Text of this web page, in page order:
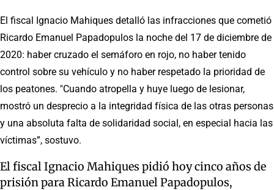
El fiscal Ignacio Mahiques detalló las infracciones que cometió
Ricardo Emanuel Papadopulos la noche del 17 de diciembre de
2020: haber cruzado el semáforo en rojo, no haber tenido
control sobre su vehículo y no haber respetado la prioridad de
los peatones. "Cuando atropella y huye luego de lesionar,
mostró un desprecio a la integridad física de las otras personas
y una absoluta falta de solidaridad social, en especial hacia las
víctimas”, sostuvo.
El fiscal Ignacio Mahiques pidió hoy cinco años de
prisión para Ricardo Emanuel Papadopulos,